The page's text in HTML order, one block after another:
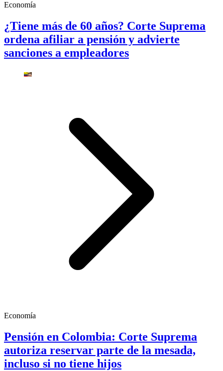
Economía
¿Tiene más de 60 años? Corte Suprema
ordena afiliar a pensión y advierte
sanciones a empleadores
Economía
Pensión en Colombia: Corte Suprema
autoriza reservar parte de la mesada,
incluso si no tiene hijos